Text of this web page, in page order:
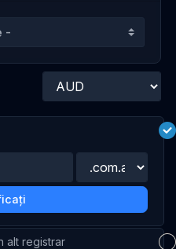
alt registrar